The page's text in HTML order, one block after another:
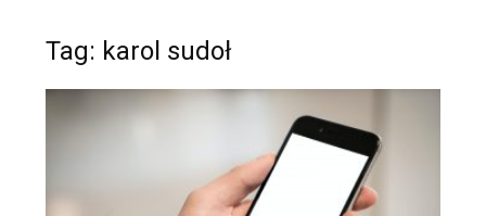
Tag: karol sudoł